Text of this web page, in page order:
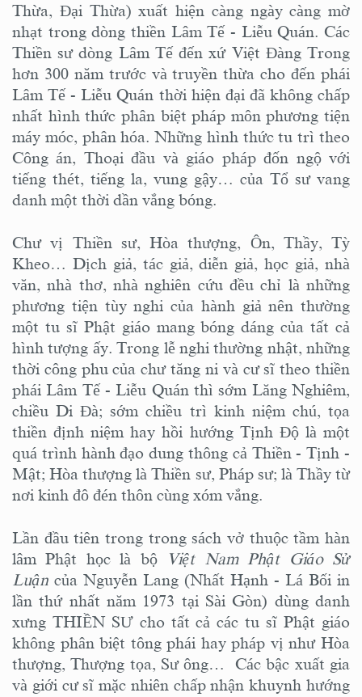
Thừa, Đại Thừa) xuất hiện càng ngày càng mờ
nhạt trong dòng thiền Lâm Tế - Liễu Quán. Các
Thiền sư dòng Lâm Tế đến xứ Việt Đàng Trong
hơn 300 năm trước và truyền thừa cho đến phái
Lâm Tế - Liễu Quán thời hiện đại đã không chấp
nhất hình thức phân biệt pháp môn phương tiện
máy móc, phân hóa. Những hình thức tu trì theo
Công án, Thoại đầu và giáo pháp đốn ngộ với
tiếng thét, tiếng la, vung gậy… của Tổ sư vang
danh một thời dần vắng bóng.
Chư vị Thiền sư, Hòa thượng, Ôn, Thầy, Tỳ
Kheo… Dịch giả, tác giả, diễn giả, học giả, nhà
văn, nhà thơ, nhà nghiên cứu đều chỉ là những
phương tiện tùy nghi của hành giả nên thường
một tu sĩ Phật giáo mang bóng dáng của tất cả
hình tượng ấy. Trong lễ nghi thường nhật, những
thời công phu của chư tăng ni và cư sĩ theo thiền
phái Lâm Tế - Liễu Quán thì sớm Lăng Nghiêm,
chiều Di Đà; sớm chiều trì kinh niệm chú, tọa
thiền định niệm hay hồi hướng Tịnh Độ là một
quá trình hành đạo dung thông cả Thiền - Tịnh -
Mật; Hòa thượng là Thiền sư, Pháp sư; là Thầy từ
nơi kinh đô đén thôn cùng xóm vắng.
Lần đầu tiên trong trong sách vở thuộc tầm hàn
lâm Phật học là bộ
Việt Nam Phật Giáo Sử
Luận của Nguyễn Lang (Nhất Hạnh - Lá Bối in
lần thứ nhất năm 1973 tại Sài Gòn) dùng danh
xưng THIỀN SƯ cho tất cả các tu sĩ Phật giáo
không phân biệt tông phái hay pháp vị như Hòa
thượng, Thượng tọa, Sư ông… Các bậc xuất gia
và giới cư sĩ mặc nhiên chấp nhận khuynh hướng